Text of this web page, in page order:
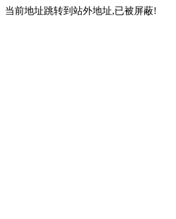
当前地址跳转到站外地址,已被屏蔽!